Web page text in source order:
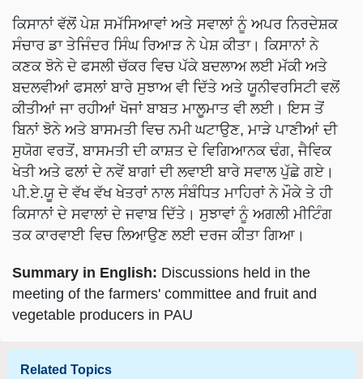
ਕਿਸਾਨਾਂ ਵੱਲੋਂ ਪੇਸ਼ ਸਮੱਸਿਆਵਾਂ ਅਤੇ ਸਵਾਲਾਂ ਨੂੰ ਅਪਰ ਨਿਰਦੇਸ਼ਕ
ਸੰਚਾਰ ਡਾ ਤੇਜਿੰਦਰ ਸਿੰਘ ਰਿਆੜ ਨੇ ਪੇਸ਼ ਕੀਤਾ। ਕਿਸਾਨਾਂ ਨੇ
ਕਣਕ ਝੋਨੇ ਦੇ ਫਸਲੀ ਚੱਕਰ ਵਿਚ ਪੱਕੇ ਬਦਲਾਅ ਲਈ ਮੱਕੀ ਅਤੇ
ਬਦਲਵੀਆਂ ਫਸਲਾਂ ਬਾਰੇ ਸੁਝਾਅ ਵੀ ਦਿੱਤੇ ਅਤੇ ਯੂਨੀਵਰਸਿਟੀ ਵਲੋਂ
ਕੀਤੀਆਂ ਜਾ ਰਹੀਆਂ ਖੋਜਾਂ ਬਾਬਤ ਮਾਲੂਮਾਤ ਵੀ ਲਈ। ਇਸ ਤੋਂ
ਬਿਨਾਂ ਝੋਨੇ ਅਤੇ ਬਾਸਮਤੀ ਵਿਚ ਨਮੀ ਘਟਾਉਣ, ਮਾੜੇ ਪਾਣੀਆਂ ਦੀ
ਸੁਯੋਗ ਵਰਤੋਂ, ਬਾਸਮਤੀ ਦੀ ਕਾਸ਼ਤ ਦੇ ਵਿਗਿਆਨਕ ਢੰਗ, ਜੈਵਿਕ
ਖੇਤੀ ਅਤੇ ਫਲਾਂ ਦੇ ਨਵੇਂ ਬਾਗਾਂ ਦੀ ਲਵਾਈ ਬਾਰੇ ਸਵਾਲ ਪੁੱਛੇ ਗਏ।
ਪੀ.ਏ.ਯੂ ਦੇ ਵੱਖ ਵੱਖ ਖੇਤਰਾਂ ਨਾਲ ਸੰਬੰਧਿਤ ਮਾਹਿਰਾਂ ਨੇ ਮੌਕੇ ਤੇ ਹੀ
ਕਿਸਾਨਾਂ ਦੇ ਸਵਾਲਾਂ ਦੇ ਜਵਾਬ ਦਿੱਤੇ। ਸੁਝਾਵਾਂ ਨੂੰ ਅਗਲੀ ਮੀਟਿੰਗ
ਤਕ ਕਾਰਵਾਈ ਵਿਚ ਲਿਆਉਣ ਲਈ ਦਰਜ ਕੀਤਾ ਗਿਆ।
Summary in English: Discussions held in the
meeting of the farmers' committee and fruit and
vegetable producers in PAU
Related Topics